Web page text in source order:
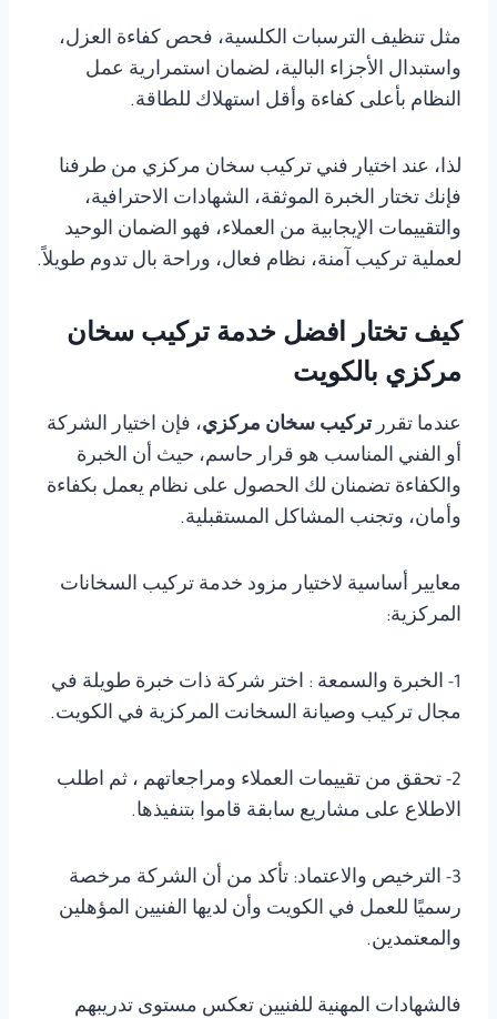
مثل تنظيف الترسبات الكلسية، فحص كفاءة العزل،
واستبدال الأجزاء البالية، لضمان استمرارية عمل
النظام بأعلى كفاءة وأقل استهلاك للطاقة.
لذا، عند اختيار فني تركيب سخان مركزي من طرفنا
فإنك تختار الخبرة الموثقة، الشهادات الاحترافية،
والتقييمات الإيجابية من العملاء، فهو الضمان الوحيد
لعملية تركيب آمنة، نظام فعال، وراحة بال تدوم طويلاً.
كيف تختار افضل خدمة تركيب سخان
مركزي بالكويت
عندما تقررتركيب سخان مركزي، فإن اختيار الشركة
أو الفني المناسب هو قرار حاسم، حيث أن الخبرة
والكفاءة تضمنان لك الحصول على نظام يعمل بكفاءة
وأمان، وتجنب المشاكل المستقبلية.
معايير أساسية لاختيار مزود خدمة تركيب السخانات
المركزية:
1- الخبرة والسمعة : اختر شركة ذات خبرة طويلة في
مجال تركيب وصيانة السخانت المركزية في الكويت.
2- تحقق من تقييمات العملاء ومراجعاتهم ، ثم اطلب
الاطلاع على مشاريع سابقة قاموا بتنفيذها.
3- الترخيص والاعتماد: تأكد من أن الشركة مرخصة
رسميًا للعمل في الكويت وأن لديها الفنيين المؤهلين
والمعتمدين.
فالشهادات المهنية للفنيين تعكس مستوى تدريبهم